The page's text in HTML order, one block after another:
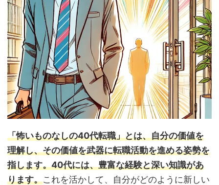
「怖いものなしの40代転職」とは、自分の価値を
理解し、その価値を武器に転職活動を進める姿勢を
指します。40代には、豊富な経験と深い知識があ
ります。これを活かして、自分がどのように新しい